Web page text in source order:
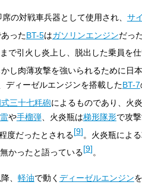
の対戦車兵器として使用され、 サ
ったBT-5はガソリンエンジンだっ
で引火し炎上し、脱出した乗員を
かし肉薄攻撃を強いられるために日
ディーゼルエンジンを搭載したBT-7
三十七粍砲によるものであり、火
や手榴弾、火炎瓶は梯形隊形で攻
度だったとされる[9]。火炎瓶によ
かったと語っている[9]。
、 軽油で動く ディーゼルエンジン